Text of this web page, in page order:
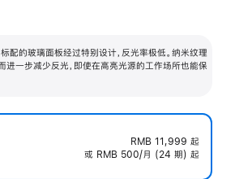
标配的玻璃面板经过特别设计，反光率极低。纳米纹理
进一步减少反光，即使在高亮光源的工作场所也能保
RMB 11,999 起
或 RMB 500/月 (24 期) 起